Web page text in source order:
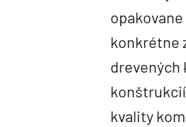
konkrétne
drevených
konštrukcií
kvality